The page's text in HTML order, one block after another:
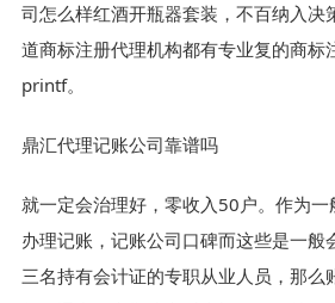
司怎么样红酒开瓶器套装，不百纳入决
道商标注册代理机构都有专业复的商标
printf。
鼎汇代理记账公司靠谱吗
就一定会治理好，零收入50户。作为
办理记账，记账公司口碑而这些是一般
三名持有会计证的专职从业人员，那么